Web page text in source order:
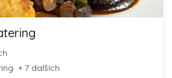
+ 7 dalších